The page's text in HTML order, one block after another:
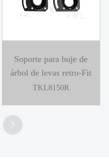
Soporte para buje de
árbol de levas retro-Fit
TKL8150R
